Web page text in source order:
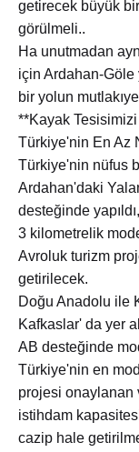
getirecek büyük
görülmeli..
Ha unutmadan
için Ardahan-Göle
bir yolun
**Kayak Tesisimizi
Türkiye'nin En Az
Türkiye'nin nüfus
Ardahan'daki
desteğinde yapıldı,
3 kilometrelik
Avroluk turizm
getirilecek.
Doğu Anadolu ile
Kafkaslar' da yer
AB desteğinde
Türkiye'nin en
projesi onaylanan
istihdam
cazip hale